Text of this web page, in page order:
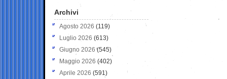
Archivi
Agosto 2026 (119)
Luglio 2026 (613)
Giugno 2026 (545)
Maggio 2026 (402)
Aprile 2026 (591)